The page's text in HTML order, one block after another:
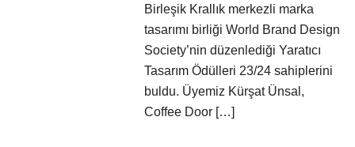
Birleşik Krallık merkezli marka
tasarımı birliği World Brand Design
Society’nin düzenlediği Yaratıcı
Tasarım Ödülleri 23/24 sahiplerini
buldu. Üyemiz Kürşat Ünsal,
Coffee Door […]